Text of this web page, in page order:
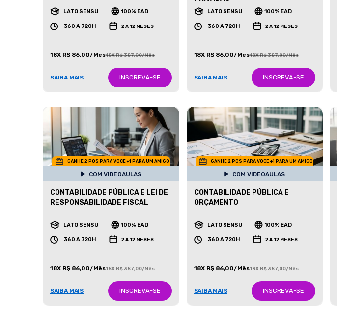
LATO SENSU 100% EAD
360 A 720H 2 A 12 MESES
18X R$ 86,00/Mês18X R$ 387,00/Mês
SAIBA MAIS INSCREVA-SE
LATO SENSU 100% EAD
360 A 720H 2 A 12 MESES
18X R$ 86,00/Mês18X R$ 387,00/Mês
SAIBA MAIS INSCREVA-SE
GANHE 2 POS PARA VOCE +1 PARA UM AMIGO
COM VIDEOAULAS
CONTABILIDADE PÚBLICA E LEI DE
RESPONSABILIDADE FISCAL
LATO SENSU 100% EAD
360 A 720H 2 A 12 MESES
18X R$ 86,00/Mês18X R$ 387,00/Mês
SAIBA MAIS INSCREVA-SE
GANHE 2 POS PARA VOCE +1 PARA UM AMIGO
COM VIDEOAULAS
CONTABILIDADE PÚBLICA E
ORÇAMENTO
LATO SENSU 100% EAD
360 A 720H 2 A 12 MESES
18X R$ 86,00/Mês18X R$ 387,00/Mês
SAIBA MAIS INSCREVA-SE